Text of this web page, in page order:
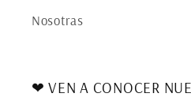
Nosotras
❤ VEN A CONOCER